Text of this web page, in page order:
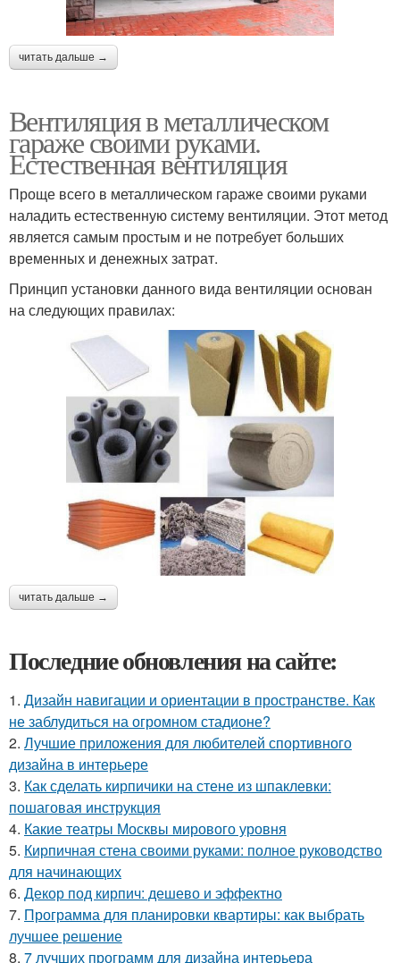
читать дальше →
Вентиляция в металлическом
гараже своими руками.
Естественная вентиляция
Проще всего в металлическом гараже своими руками
наладить естественную систему вентиляции. Этот метод
является самым простым и не потребует больших
временных и денежных затрат.
Принцип установки данного вида вентиляции основан
на следующих правилах:
читать дальше →
Последние обновления на сайте:
1. Дизайн навигации и ориентации в пространстве. Как
не заблудиться на огромном стадионе?
2. Лучшие приложения для любителей спортивного
дизайна в интерьере
3. Как сделать кирпичики на стене из шпаклевки:
пошаговая инструкция
4. Какие театры Москвы мирового уровня
5. Кирпичная стена своими руками: полное руководство
для начинающих
6. Декор под кирпич: дешево и эффектно
7. Программа для планировки квартиры: как выбрать
лучшее решение
8. 7 лучших программ для дизайна интерьера